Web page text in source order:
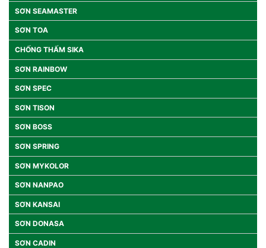
SƠN SEAMASTER
SƠN TOA
CHỐNG THẤM SIKA
SƠN RAINBOW
SƠN SPEC
SƠN TISON
SƠN BOSS
SƠN SPRING
SƠN MYKOLOR
SƠN NANPAO
SƠN KANSAI
SƠN DONASA
SƠN CADIN